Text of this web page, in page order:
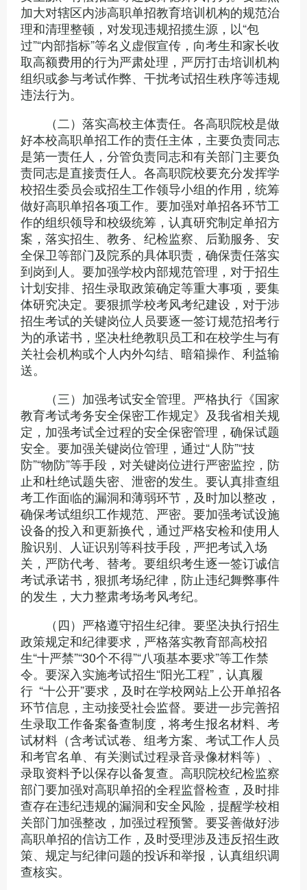
加大对辖区内涉高职单招教育培训机构的规范治
理和清理整顿，对发现违规招揽生源，以“包
过”“内部指标”等名义虚假宣传，向考生和家长收
取高额费用的行为严肃处理，严厉打击培训机构
组织或参与考试作弊、干扰考试招生秩序等违规
违法行为。
（二）落实高校主体责任。各高职院校是做
好本校高职单招工作的责任主体，主要负责同志
是第一责任人，分管负责同志和有关部门主要负
责同志是直接责任人。各高职院校要充分发挥学
校招生委员会或招生工作领导小组的作用，统筹
做好高职单招各项工作。要加强对单招各环节工
作的组织领导和校级统筹，认真研究制定单招方
案，落实招生、教务、纪检监察、后勤服务、安
全保卫等部门及院系的具体职责，确保责任落实
到岗到人。要加强学校内部规范管理，对于招生
计划安排、招生录取政策确定等重大事项，要集
体研究决定。要狠抓学校考风考纪建设，对于涉
招生考试的关键岗位人员要逐一签订规范招考行
为的承诺书，坚决杜绝教职员工和在校学生与有
关社会机构或个人内外勾结、暗箱操作、利益输
送。
（三）加强考试安全管理。严格执行《国家
教育考试考务安全保密工作规定》及我省相关规
定，加强考试全过程的安全保密管理，确保试题
安全。要加强关键岗位管理，通过“人防”“技
防”“物防”等手段，对关键岗位进行严密监控，防
止和杜绝试题失密、泄密的发生。要认真排查组
考工作面临的漏洞和薄弱环节，及时加以整改，
确保考试组织工作规范、严密。要加强考试设施
设备的投入和更新换代，通过严格安检和使用人
脸识别、人证识别等科技手段，严把考试入场
关，严防代考、替考。要组织考生逐一签订诚信
考试承诺书，狠抓考场纪律，防止违纪舞弊事件
的发生，大力整肃考场考风考纪。
（四）严格遵守招生纪律。要坚决执行招生
政策规定和纪律要求，严格落实教育部高校招
生“十严禁”“30个不得”“八项基本要求”等工作禁
令。要深入实施考试招生“阳光工程”，认真履
行 “十公开”要求，及时在学校网站上公开单招各
环节信息，主动接受社会监督。要进一步完善招
生录取工作备案备查制度，将考生报名材料、考
试材料（含考试试卷、组考方案、考试工作人员
和考官名单、有关测试过程录音录像材料等）、
录取资料予以保存以备复查。高职院校纪检监察
部门要加强对高职单招的全程监督检查，及时排
查存在违纪违规的漏洞和安全风险，提醒学校相
关部门加强整改，加强过程预警。要妥善做好涉
高职单招的信访工作，及时受理涉及违反招生政
策、规定与纪律问题的投诉和举报，认真组织调
查核实。